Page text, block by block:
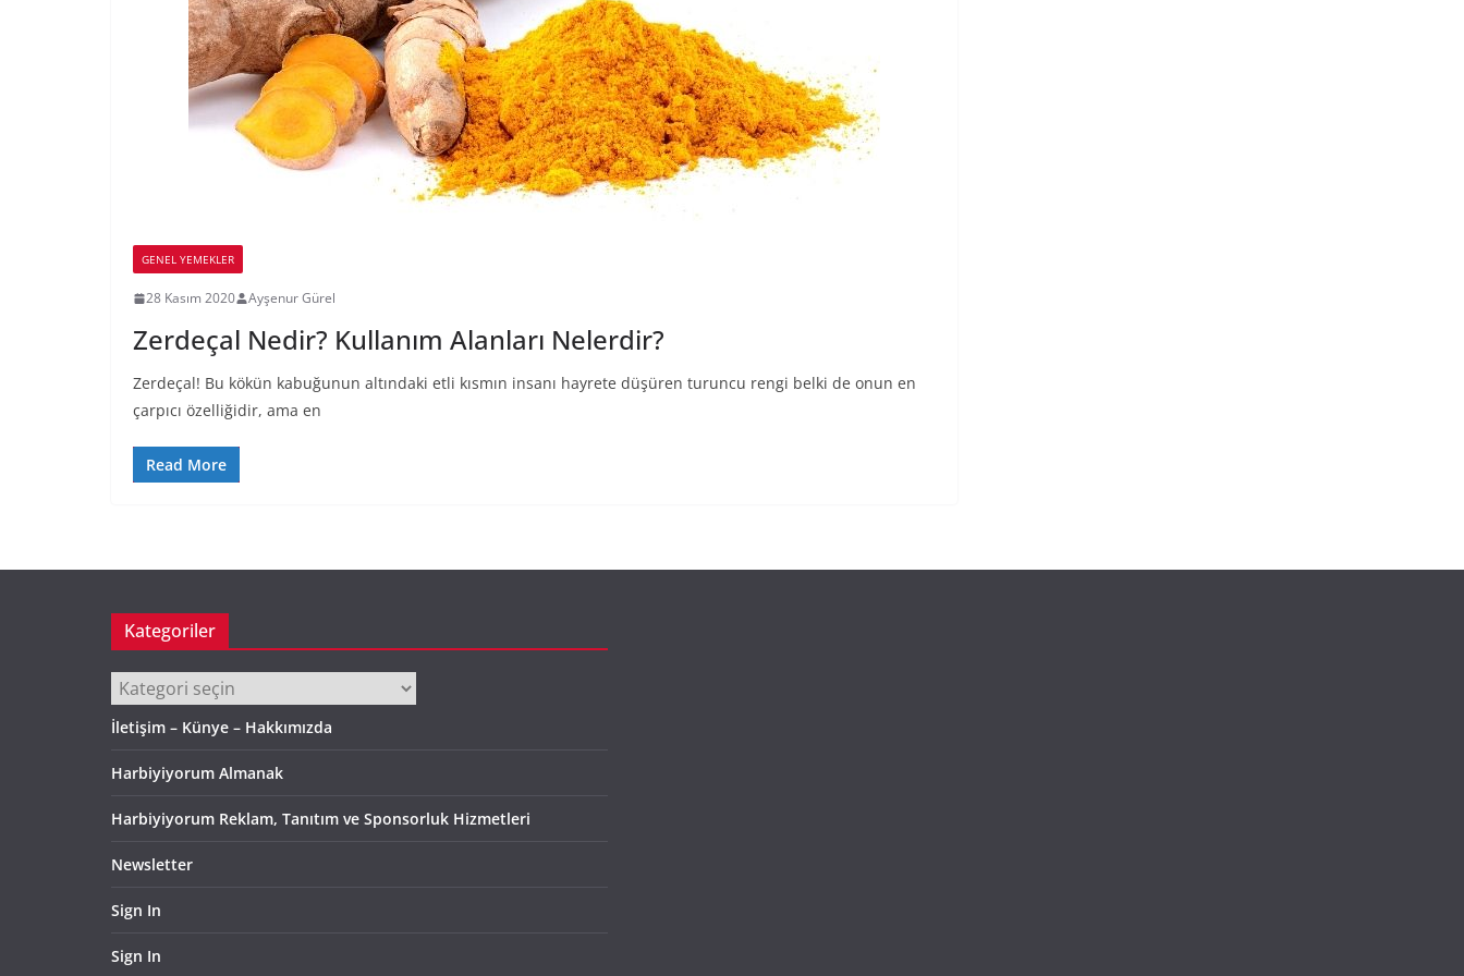
GENEL YEMEKLER
28 Kasım 2020 Ayşenur Gürel
Zerdeçal Nedir? Kullanım Alanları Nelerdir?
Zerdeçal! Bu kökün kabuğunun altındaki etli kısmın insanı hayrete düşüren turuncu rengi belki de onun en
çarpıcı özelliğidir, ama en
Read More
Kategoriler
Kategoriler
İletişim – Künye – Hakkımızda
Harbiyiyorum Almanak
Harbiyiyorum Reklam, Tanıtım ve Sponsorluk Hizmetleri
Newsletter
Sign In
Sign In